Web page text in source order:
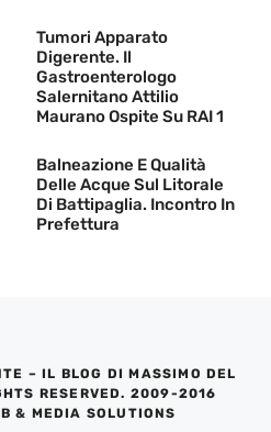
Tumori Apparato
Digerente. Il
Gastroenterologo
Salernitano Attilio
Maurano Ospite Su RAI 1
Balneazione E Qualità
Delle Acque Sul Litorale
Di Battipaglia. Incontro In
Prefettura
– IL BLOG DI MASSIMO DEL
RESERVED. 2009-2016
& MEDIA SOLUTIONS